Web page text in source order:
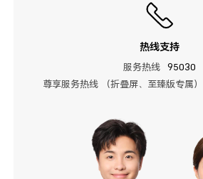
热线支持
服务热线
95030
尊享服务热线 （折叠屏、至臻版专属）